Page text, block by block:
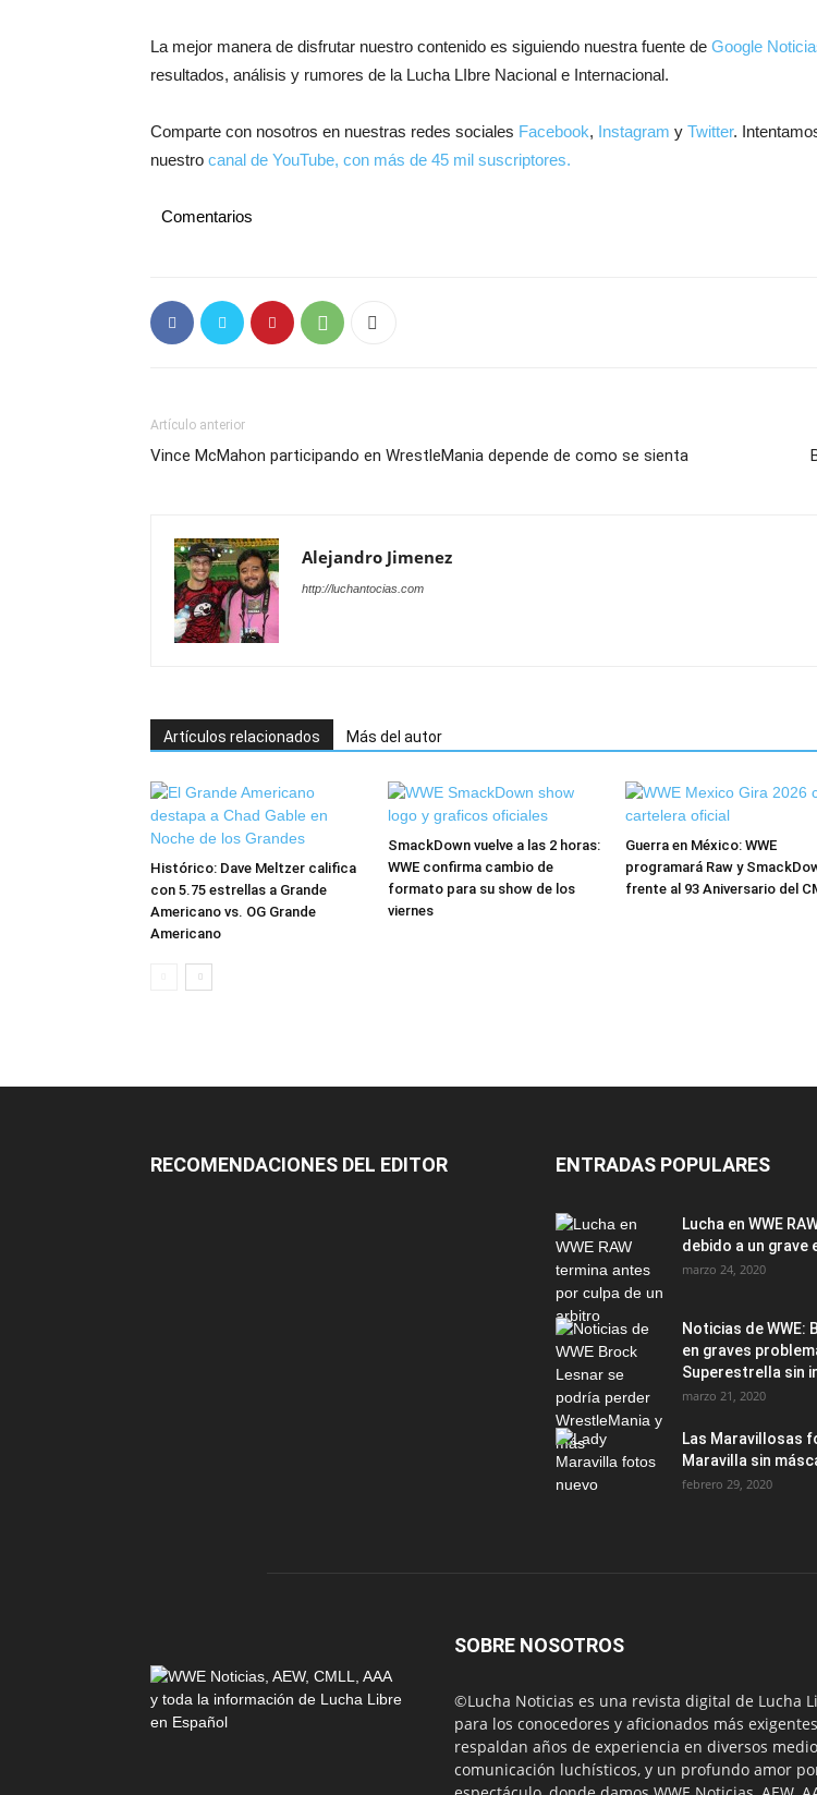
La mejor manera de disfrutar nuestro contenido es siguiendo nuestra fuente de Google
resultados, análisis y rumores de la Lucha LIbre Nacional e Internacional.
Comparte con nosotros en nuestras redes sociales Facebook, Instagram y Twitter.
nuestro canal de YouTube, con más de 45 mil suscriptores.
Comentarios
Artículo anterior
Vince McMahon participando en WrestleMania depende de como se sienta
Alejandro Jimenez
http://luchantocias.com
Artículos relacionados Más del autor
Histórico: Dave Meltzer califica
con 5.75 estrellas a Grande
Americano vs. OG Grande
Americano
SmackDown vuelve a las 2 horas:
WWE confirma cambio de
formato para su show de los
viernes
Guerra en México: WWE
programará Raw y
frente al 93 Aniversario del
RECOMENDACIONES DEL EDITOR ENTRADAS POPULARES
Lucha en WWE
debido a un grave
marzo 24, 2020
Noticias de WWE:
en graves
Superestrella sin
marzo 21, 2020
Las Maravillosas
Maravilla sin
febrero 29, 2020
SOBRE NOSOTROS
©Lucha Noticias es una revista digital de Lucha
para los conocedores y aficionados más
respaldan años de experiencia en diversos
comunicación luchísticos, y un profundo amor